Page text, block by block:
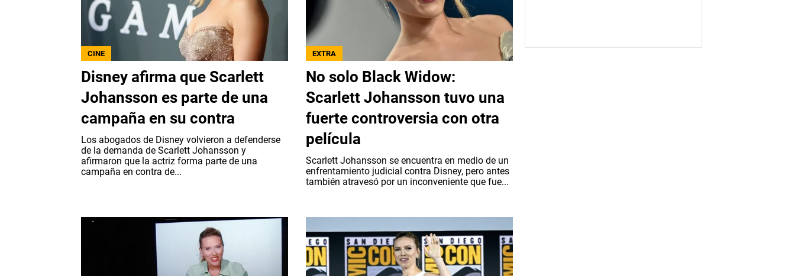
CINE
Disney afirma que Scarlett
Johansson es parte de una
campaña en su contra
Los abogados de Disney volvieron a defenderse
de la demanda de Scarlett Johansson y
afirmaron que la actriz forma parte de una
campaña en contra de...
EXTRA
No solo Black Widow:
Scarlett Johansson tuvo una
fuerte controversia con otra
película
Scarlett Johansson se encuentra en medio de un
enfrentamiento judicial contra Disney, pero antes
también atravesó por un inconveniente que fue...